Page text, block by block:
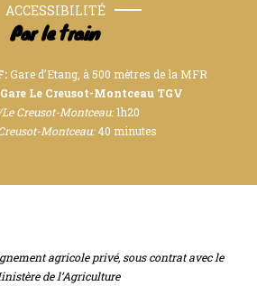
ACCESSIBILITÉ
Par le train
Gare d’Etang, à 500 mètres de la MFR
Le Creusot-Montceau TGV
Creusot-Montceau:1h20
Montceau:40 minutes
agricole privé, sous contrat avec le
de l’Agriculture